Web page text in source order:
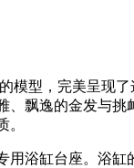
型，完美呈现了
、飘逸的金发与
。
缸台座。浴缸